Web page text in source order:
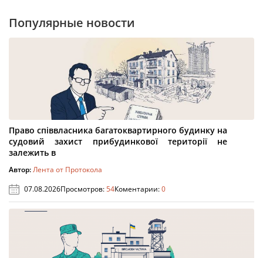
Популярные новости
Право співвласника багатоквартирного будинку на
судовий захист прибудинкової території не
залежить в
Автор:Лента от Протокола
07.08.2026Просмотров:54Коментарии:0